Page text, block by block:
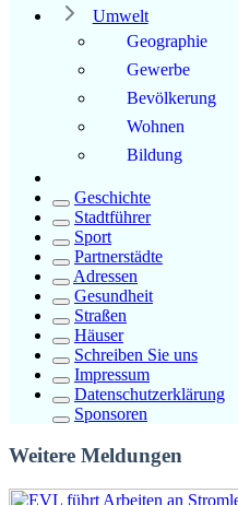
Umwelt
Geographie
Gewerbe
Bevölkerung
Wohnen
Bildung
Geschichte
Stadtführer
Sport
Partnerstädte
Adressen
Gesundheit
Straßen
Häuser
Schreiben Sie uns
Impressum
Datenschutzerklärung
Sponsoren
Weitere Meldungen